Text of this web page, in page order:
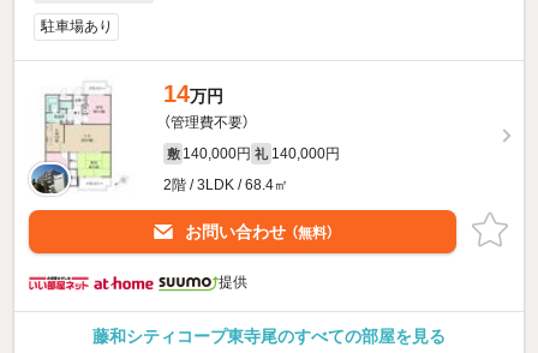
駐車場あり
14万円
（管理費不要）
敷 140,000円 礼 140,000円
2階 / 3LDK / 68.4㎡
お問い合わせ （無料）
提供
藤和シティコープ東寺尾のすべての部屋を見る